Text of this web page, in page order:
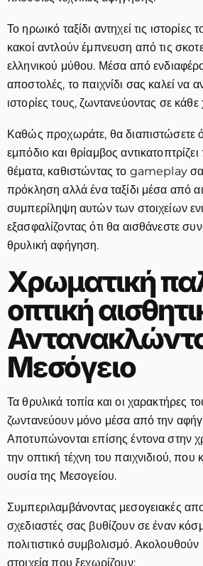
Το ηρωικό ταξίδι αντηχεί τις
κακοί αντλούν έμπνευση από τις
ελληνικού μύθου. Μέσα από
αποστολές, το παιχνίδι σας καλεί να
ιστορίες τους, ζωντανεύοντας σε
Καθώς προχωράτε, θα διαπιστώσετε
εμπόδιο και θρίαμβος
θέματα, καθιστώντας το gameplay
πρόκληση αλλά ένα ταξίδι μέσα από
συμπερίληψη αυτών των στοιχείων
εξασφαλίζοντας ότι θα αισθάνεστε
θρυλική αφήγηση.
Χρωματική
οπτική
Μεσόγειο
Τα θρυλικά τοπία και οι χαρακτήρες
ζωντανεύουν μόνο μέσα από την
Αποτυπώνονται επίσης έντονα στην
την οπτική τέχνη του παιχνιδιού, που
ουσία της Μεσογείου.
Συμπεριλαμβάνοντας μεσογειακές
σχεδιαστές σας βυθίζουν σε έναν
πολιτιστικό συμβολισμό. Ακολουθούν
στοιχεία που ξεχωρίζουν: